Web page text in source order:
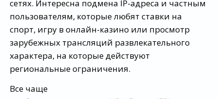
сетях. Интересна подмена IP-адреса и частным
пользователям, которые любят ставки на
спорт, игру в онлайн-казино или просмотр
зарубежных трансляций развлекательного
характера, на которые действуют
региональные ограничения.
Все чаще